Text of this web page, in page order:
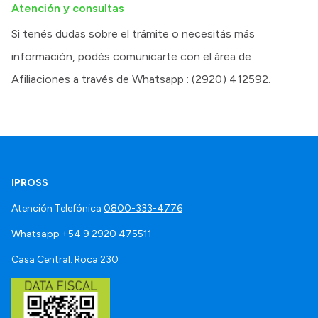
Atención y consultas
Si tenés dudas sobre el trámite o necesitás más
información, podés comunicarte con el área de
Afiliaciones a través de Whatsapp : (2920) 412592.
IPROSS
Atención Telefónica 0800-333-4776
Whatsapp +54 9 2920 475511
Casa Central: Roca 230